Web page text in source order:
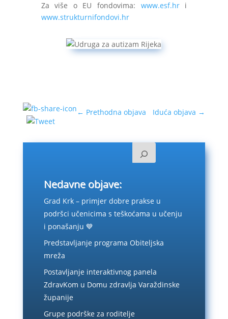
Za više o EU fondovima: www.esf.hri
www.strukturnifondovi.hr
← Prethodna objava Iduća objava →
Nedavne objave:
Grad Krk – primjer dobre prakse u
podršci učenicima s teškoćama u učenju
i ponašanju 💙
Predstavljanje programa Obiteljska
mreža
Postavljanje interaktivnog panela
ZdravKom u Domu zdravlja Varaždinske
županije
Grupe podrške za roditelje